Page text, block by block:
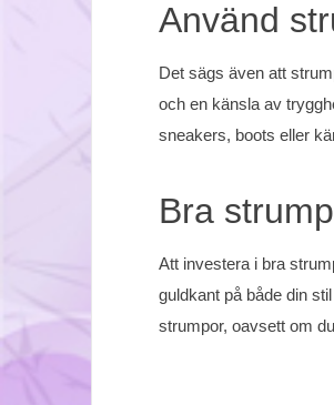
Använd
Det sägs även att
och en känsla av
sneakers, boots eller
Bra
Att investera i bra
guldkant på både din
strumpor, oavsett om